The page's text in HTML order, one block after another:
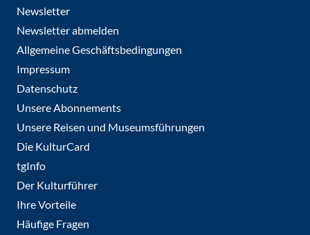
Newsletter
Newsletter abmelden
Allgemeine Geschäftsbedingungen
Impressum
Datenschutz
Unsere Abonnements
Unsere Reisen und Museumsführungen
Die KulturCard
tgInfo
Der Kulturführer
Ihre Vorteile
Häufige Fragen